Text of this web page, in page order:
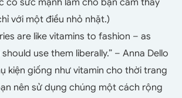
có sức mạnh làm cho bạn cảm thấy
với một điều nhỏ nhặt.)
are like vitamins to fashion – as
use them liberally.” – Anna Dello
kiện giống như vitamin cho thời trang
nên sử dụng chúng một cách rộng